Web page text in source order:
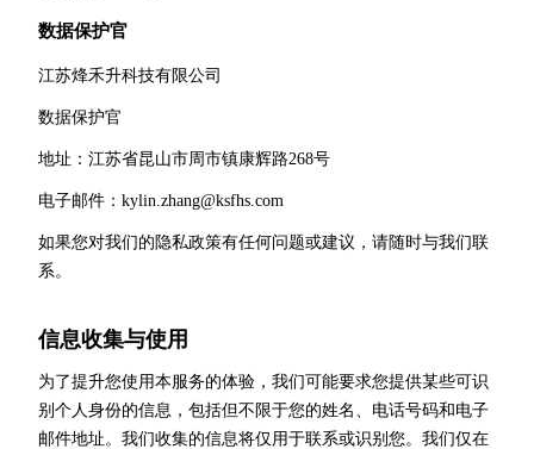
数据保护官
江苏烽禾升科技有限公司
数据保护官
地址：江苏省昆山市周市镇康辉路268号
电子邮件：kylin.zhang@ksfhs.com
如果您对我们的隐私政策有任何问题或建议，请随时与我们联
系。
信息收集与使用
为了提升您使用本服务的体验，我们可能要求您提供某些可识
别个人身份的信息，包括但不限于您的姓名、电话号码和电子
邮件地址。我们收集的信息将仅用于联系或识别您。我们仅在